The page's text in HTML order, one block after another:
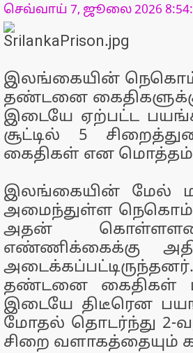
செவ்வாய் 7, ஜூலை 2026
இலங்கையின்
தண்டனை
இடையே ஏற்பட்ட
சூட்டில் 5
கைதிகள் என மொத்தம்
இலங்கையின் மேல்
அமைந்துள்ள
அதன்
எண்ணிக்கைக்கு
தண்டனை கைதிகள்
இடையே திடீரென
மோதல் தொடர்ந்து 2-
சிறை வளாகத்தையும்